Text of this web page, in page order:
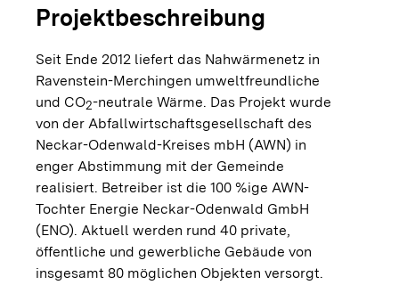
Projektbeschreibung
Seit Ende 2012 liefert das Nahwärmenetz in
Ravenstein-Merchingen umweltfreundliche
und CO2-neutrale Wärme. Das Projekt wurde
von der Abfallwirtschaftsgesellschaft des
Neckar-Odenwald-Kreises mbH (AWN) in
enger Abstimmung mit der Gemeinde
realisiert. Betreiber ist die 100 %ige AWN-
Tochter Energie Neckar-Odenwald GmbH
(ENO). Aktuell werden rund 40 private,
öffentliche und gewerbliche Gebäude von
insgesamt 80 möglichen Objekten versorgt.